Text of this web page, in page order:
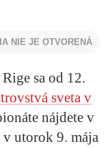
NIE JE OTVORENÁ
sa od 12.
sveta v
nájdete v
utorok 9. mája